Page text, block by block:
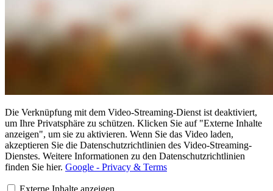
Die Verknüpfung mit dem Video-Streaming-Dienst ist deaktiviert,
um Ihre Privatsphäre zu schützen. Klicken Sie auf "Externe Inhalte
anzeigen", um sie zu aktivieren. Wenn Sie das Video laden,
akzeptieren Sie die Datenschutzrichtlinien des Video-Streaming-
Dienstes. Weitere Informationen zu den Datenschutzrichtlinien
finden Sie hier. Google - Privacy & Terms